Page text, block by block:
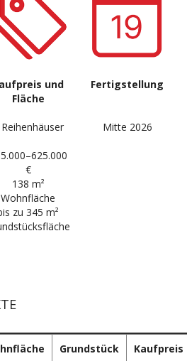
und
Fläche
Fertigstellung
€
138 m²
Wohnfläche
zu 345 m²
Mitte 2026
Grundstück Kaufpreis